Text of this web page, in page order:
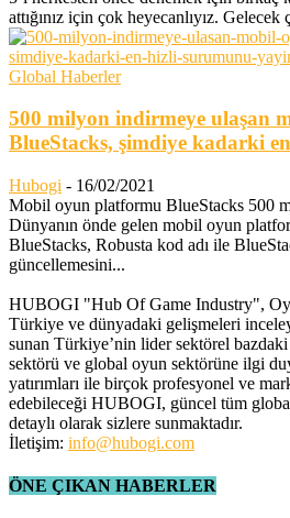
attığınız için çok heyecanlıyız. Gelecek
Global Haberler
500 milyon indirmeye ulaşan
BlueStacks, şimdiye kadarki
Hubogi - 16/02/2021
Mobil oyun platformu BlueStacks 500
Dünyanın önde gelen mobil oyun
BlueStacks, Robusta kod adı ile
güncellemesini...
HUBOGI "Hub Of Game Industry",
Türkiye ve dünyadaki gelişmeleri
sunan Türkiye’nin lider sektörel
sektörü ve global oyun sektörüne ilgi
yatırımları ile birçok profesyonel ve
edebileceği HUBOGI, güncel tüm
detaylı olarak sizlere sunmaktadır.
İletişim: info@hubogi.com
ÖNE ÇIKAN HABERLER